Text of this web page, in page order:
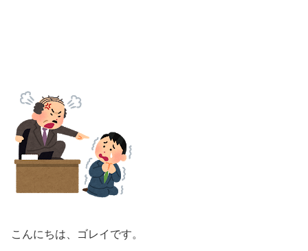
こんにちは、ゴレイです。